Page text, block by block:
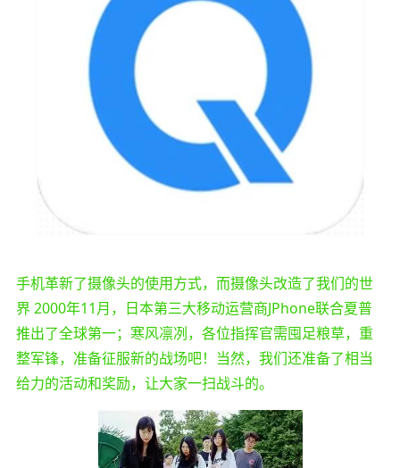
手机革新了摄像头的使用方式，而摄像头改造了我们的世
界 2000年11月，日本第三大移动运营商JPhone联合夏普
推出了全球第一；寒风凛冽，各位指挥官需囤足粮草，重
整军锋，准备征服新的战场吧！当然，我们还准备了相当
给力的活动和奖励，让大家一扫战斗的。